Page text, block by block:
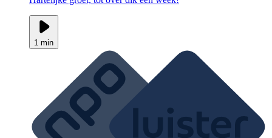
1 min